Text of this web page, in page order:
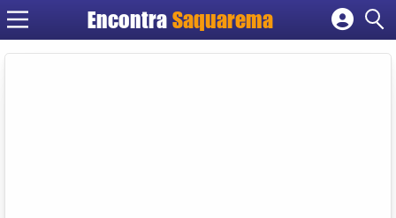
Encontra Saquarema
Cadastrar empresa